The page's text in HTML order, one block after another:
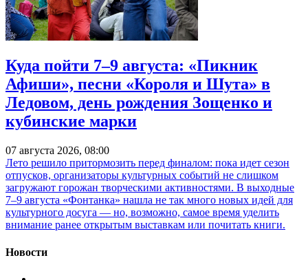
Куда пойти 7–9 августа: «Пикник
Афиши», песни «Короля и Шута» в
Ледовом, день рождения Зощенко и
кубинские марки
07 августа 2026, 08:00
Лето решило притормозить перед финалом: пока идет сезон
отпусков, организаторы культурных событий не слишком
загружают горожан творческими активностями. В выходные
7–9 августа «Фонтанка» нашла не так много новых идей для
культурного досуга — но, возможно, самое время уделить
внимание ранее открытым выставкам или почитать книги.
Новости